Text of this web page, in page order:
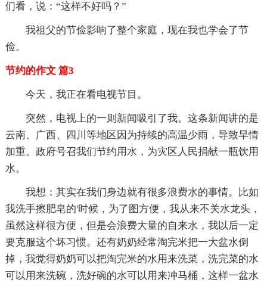
们看，说：“这样不好吗？”
我祖父的节俭影响了整个家庭，现在我也学会了节
俭。
节约的作文 篇3
今天，我正在看电视节目。
突然，电视上的一则新闻吸引了我。这条新闻讲的是
云南、广西、四川等地区因为持续的高温少雨，导致旱情
加重。政府号召我们节约用水，为灾区人民捐献一瓶饮用
水。
我想：其实在我们身边就有很多浪费水的事情。比如
我洗手擦肥皂的'时候，为了图方便，我从来不关水龙头，
虽然这样很方便，但是会浪费大量的自来水，我以后一定
要克服这个坏习惯。还有奶奶经常淘完米把一大盆水倒
掉，我觉得奶奶可以把淘完米的水用来洗菜，洗完菜的水
可以用来洗碗，洗好碗的水可以用来冲马桶，这样一盆水